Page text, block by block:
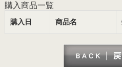
購入商品一覧
購入日 商品名